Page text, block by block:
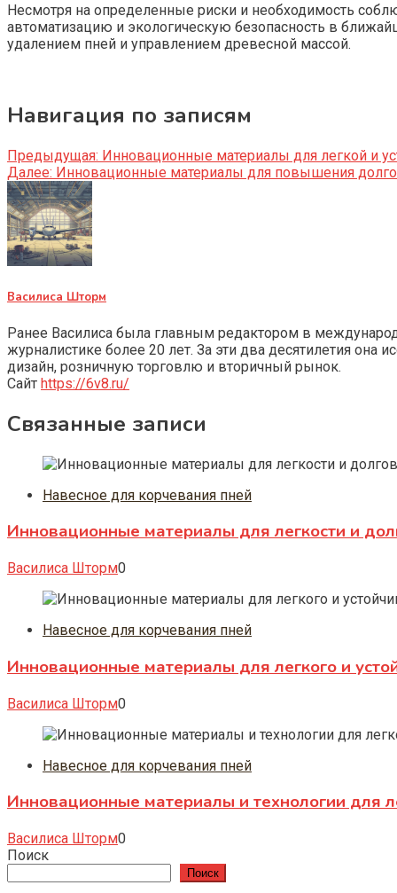
Несмотря на определенные риски и необходимость
автоматизацию и экологическую безопасность в
удалением пней и управлением древесной массой.
Навигация по записям
Предыдущая: Инновационные материалы для легкой и
Далее: Инновационные материалы для повышения
Василиса Шторм
Ранее Василиса была главным редактором в
журналистике более 20 лет. За эти два десятилетия
дизайн, розничную торговлю и вторичный рынок.
Сайт https://6v8.ru/
Связанные записи
Навесное для корчевания пней
Инновационные материалы для легкости и
Василиса Шторм0
Навесное для корчевания пней
Инновационные материалы для легкого и
Василиса Шторм0
Навесное для корчевания пней
Инновационные материалы и технологии для
Василиса Шторм0
Поиск
Поиск